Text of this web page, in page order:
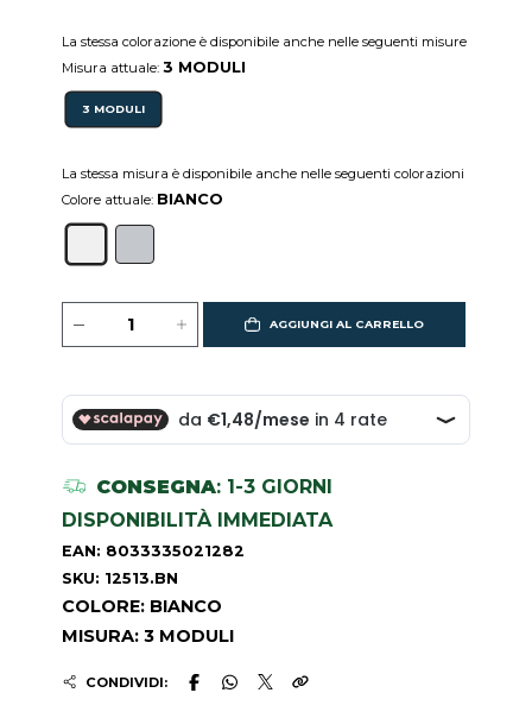
La stessa colorazione è disponibile anche nelle seguenti misure
Misura attuale:3 MODULI
3 MODULI
La stessa misura è disponibile anche nelle seguenti colorazioni
Colore attuale: BIANCO
AGGIUNGI AL CARRELLO
CONSEGNA: 1-3 GIORNI
DISPONIBILITÀ IMMEDIATA
EAN: 8033335021282
SKU: 12513.BN
COLORE: BIANCO
MISURA: 3 MODULI
CONDIVIDI: